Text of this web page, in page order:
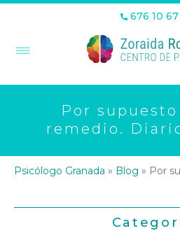
676 10 67
Por
remedio.
Psicólogo Granada » Blog » Por